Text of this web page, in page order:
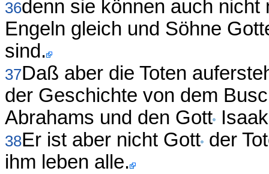
36denn sie können auch
Engeln gleich und Söhne
sind.
37Daß aber die Toten
der Geschichte von dem
Abrahams und den Gott
38Er ist aber nicht Gott der
ihm leben alle.